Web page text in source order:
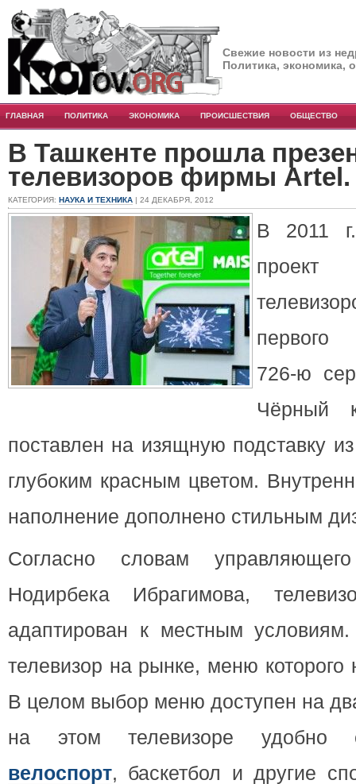
Свежие новости из
Политика, экономика,
ГЛАВНАЯ ПОЛИТИКА ЭКОНОМИКА ПРОИСШЕСТВИЯ ОБЩЕСТВО
В Ташкенте прошла
телевизоров фирмы Artel.
КАТЕГОРИЯ: НАУКА И ТЕХНИКА | 24 ДЕКАБРЯ, 2012
В 2011
первого
726-ю
Чёрный
поставлен на изящную подставку
глубоким красным цветом.
наполнение дополнено стильным
Согласно словам
Нодирбека Ибрагимова,
адаптирован к местным
телевизор на рынке, меню которого
В целом выбор меню доступен на
на этом телевизоре удобно
велоспорт, баскетбол и другие